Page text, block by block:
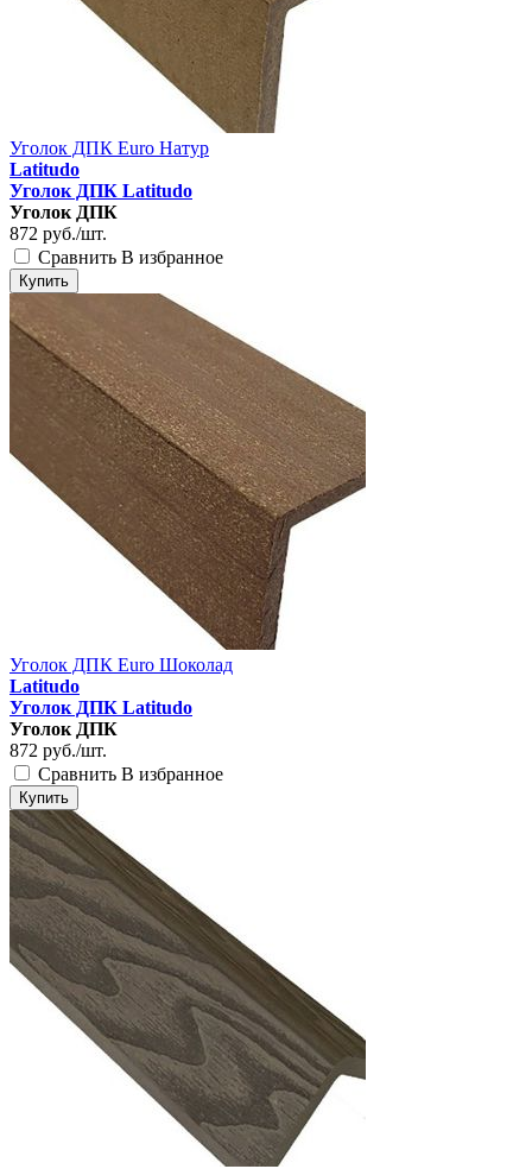
Уголок ДПК Euro Натур
Latitudo
Уголок ДПК Latitudo
Уголок ДПК
872 руб./шт.
Сравнить В избранное
Купить
Уголок ДПК Euro Шоколад
Latitudo
Уголок ДПК Latitudo
Уголок ДПК
872 руб./шт.
Сравнить В избранное
Купить